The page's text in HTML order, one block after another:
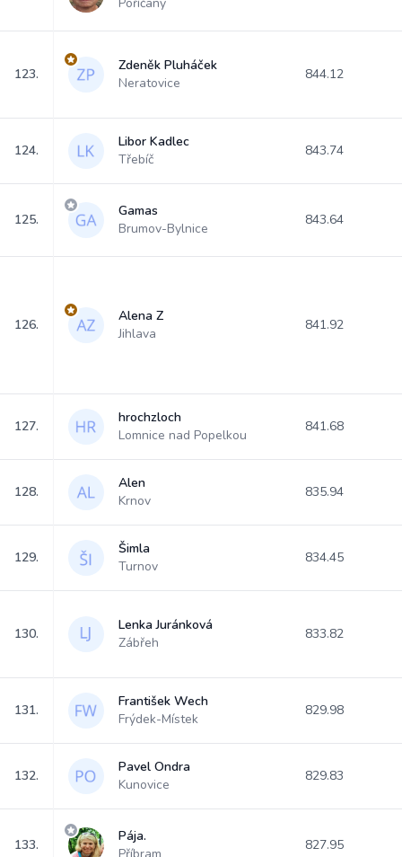
123.
Zdeněk Pluháček
Neratovice
844.12
124.
Libor Kadlec
Třebíč
843.74
125.
Gamas
Brumov-Bylnice
843.64
126.
Alena Z
Jihlava
841.92
127.
hrochzloch
Lomnice nad Popelkou
841.68
128.
Alen
Krnov
835.94
129.
Šimla
Turnov
834.45
130.
Lenka Juránková
Zábřeh
833.82
131.
František Wech
Frýdek-Místek
829.98
132.
Pavel Ondra
Kunovice
829.83
133.
Pája.
827.95